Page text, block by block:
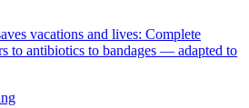
vacations and lives: Complete
to antibiotics to bandages — adapted to